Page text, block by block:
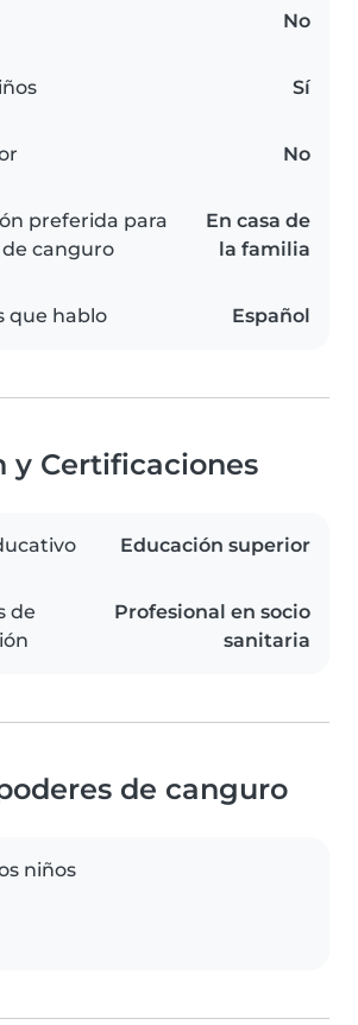
No
Sí
No
preferida para
canguro
En casa de
la familia
que hablo Español
y Certificaciones
Educación superior
de
Profesional en socio
sanitaria
de canguro
niños